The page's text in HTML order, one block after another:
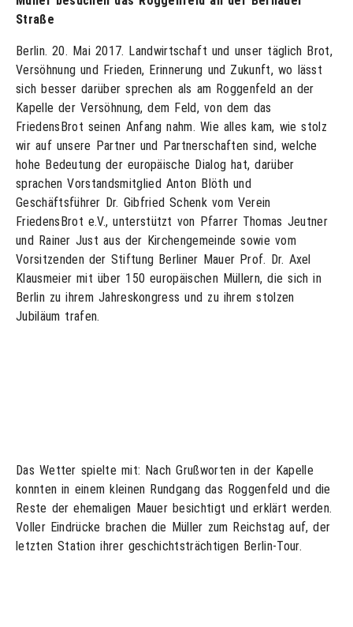
Straße
Berlin. 20. Mai 2017. Landwirtschaft und unser täglich Brot,
Versöhnung und Frieden, Erinnerung und Zukunft, wo lässt
sich besser darüber sprechen als am Roggenfeld an der
Kapelle der Versöhnung, dem Feld, von dem das
FriedensBrot seinen Anfang nahm. Wie alles kam, wie stolz
wir auf unsere Partner und Partnerschaften sind, welche
hohe Bedeutung der europäische Dialog hat, darüber
sprachen Vorstandsmitglied Anton Blöth und
Geschäftsführer Dr. Gibfried Schenk vom Verein
FriedensBrot e.V., unterstützt von Pfarrer Thomas Jeutner
und Rainer Just aus der Kirchengemeinde sowie vom
Vorsitzenden der Stiftung Berliner Mauer Prof. Dr. Axel
Klausmeier mit über 150 europäischen Müllern, die sich in
Berlin zu ihrem Jahreskongress und zu ihrem stolzen
Jubiläum trafen.
Das Wetter spielte mit: Nach Grußworten in der Kapelle
konnten in einem kleinen Rundgang das Roggenfeld und die
Reste der ehemaligen Mauer besichtigt und erklärt werden.
Voller Eindrücke brachen die Müller zum Reichstag auf, der
letzten Station ihrer geschichtsträchtigen Berlin-Tour.